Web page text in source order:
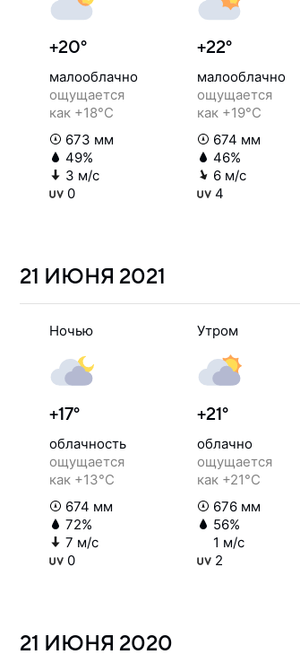
+20°
малооблачно
ощущается
как +18°C
673 мм
49%
3 м/с
0
+22°
малооблачно
ощущается
как +19°C
674 мм
46%
6 м/с
4
21 ИЮНЯ 2021
Ночью
+17°
облачность
ощущается
как +13°C
674 мм
72%
7 м/с
0
Утром
+21°
облачно
ощущается
как +21°C
676 мм
56%
1 м/с
2
21 ИЮНЯ 2020